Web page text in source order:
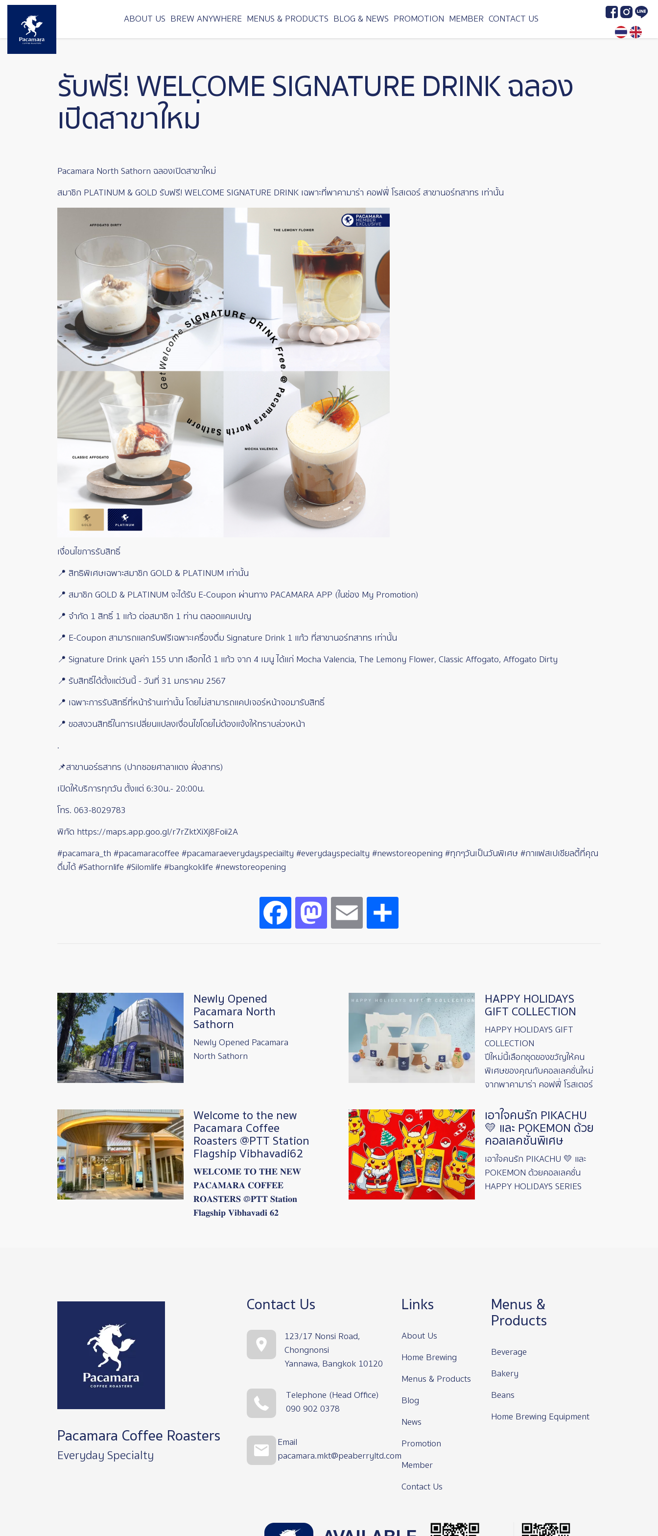
Skip to main content
ABOUT US BREW ANYWHERE MENUS & PRODUCTS BLOG & NEWS PROMOTION MEMBER CONTACT US
ImageImageImage
รับฟรี! WELCOME SIGNATURE DRINK ฉลอง
เปิดสาขาใหม่
Pacamara North Sathorn ฉลองเปิดสาขาใหม่
สมาชิก PLATINUM & GOLD รับฟรี! WELCOME SIGNATURE DRINK เฉพาะที่พาคามาร่า คอฟฟี่ โรสเตอร์ สาขานอร์ทสาทร เท่านั้น
เงื่อนไขการรับสิทธิ์
📍 สิทธิพิเศษเฉพาะสมาชิก GOLD & PLATINUM เท่านั้น
📍 สมาชิก GOLD & PLATINUM จะได้รับ E-Coupon ผ่านทาง PACAMARA APP (ในช่อง My Promotion)
📍 จำกัด 1 สิทธิ์ 1 แก้ว ต่อสมาชิก 1 ท่าน ตลอดแคมเปญ
📍 E-Coupon สามารถแลกรับฟรีเฉพาะเครื่องดื่ม Signature Drink 1 แก้ว ที่สาขานอร์ทสาทร เท่านั้น
📍 Signature Drink มูลค่า 155 บาท เลือกได้ 1 แก้ว จาก 4 เมนู ได้แก่ Mocha Valencia, The Lemony Flower, Classic Affogato, Affogato Dirty
📍 รับสิทธิ์ได้ตั้งแต่วันนี้ - วันที่ 31 มกราคม 2567
📍 เฉพาะการรับสิทธิ์ที่หน้าร้านเท่านั้น โดยไม่สามารถแคปเจอร์หน้าจอมารับสิทธิ์
📍 ขอสงวนสิทธิ์ในการเปลี่ยนแปลงเงื่อนไขโดยไม่ต้องแจ้งให้ทราบล่วงหน้า
.
📌สาขานอร์ธสาทร (ปากซอยศาลาแดง ฝั่งสาทร)
เปิดให้บริการทุกวัน ตั้งแต่ 6:30น.- 20:00น.
โทร. 063-8029783
พิกัด https://maps.app.goo.gl/r7rZktXiXj8Foii2A
#pacamara_th #pacamaracoffee #pacamaraeverydayspeciailty #everydayspecialty #newstoreopening #ทุกๆวันเป็นวันพิเศษ #กาแฟสเปเชียลตี้ที่คุณ
ดื่มได้ #Sathornlife #Silomlife #bangkoklife #newstoreopening
FacebookMastodon
Email
Image Newly Opened
Pacamara North
Sathorn
Newly Opened Pacamara
North Sathorn
Image HAPPY HOLIDAYS
GIFT COLLECTION
HAPPY HOLIDAYS GIFT
COLLECTION
ปีใหม่นี้เลือกชุดของขวัญให้คน
พิเศษของคุณกับคอลเลคชั่นใหม่
จากพาคามาร่า คอฟฟี่ โรสเตอร์
Image Welcome to the new
Pacamara Coffee
Roasters @PTT Station
Flagship Vibhavadi62
𝐖𝐄𝐋𝐂𝐎𝐌𝐄 𝐓𝐎 𝐓𝐇𝐄 𝐍𝐄𝐖
𝐏𝐀𝐂𝐀𝐌𝐀𝐑𝐀 𝐂𝐎𝐅𝐅𝐄𝐄
𝐑𝐎𝐀𝐒𝐓𝐄𝐑𝐒 @𝐏𝐓𝐓 𝐒𝐭𝐚𝐭𝐢𝐨𝐧
𝐅𝐥𝐚𝐠𝐬𝐡𝐢𝐩 𝐕𝐢𝐛𝐡𝐚𝐯𝐚𝐝𝐢 𝟔𝟐
Image เอาใจคนรัก PIKACHU
💛 และ POKEMON ด้วย
คอลเลคชั่นพิเศษ
เอาใจคนรัก PIKACHU 💛 และ
POKEMON ด้วยคอลเลคชั่น
HAPPY HOLIDAYS SERIES
Pacamara Coffee Roasters
Everyday Specialty
Contact Us
123/17 Nonsi Road,
Chongnonsi
Yannawa, Bangkok 10120
Telephone (Head Office)
090 902 0378
Email
pacamara.mkt@peaberryltd.com
Links
About Us
Home Brewing
Menus & Products
Blog
News
Promotion
Member
Contact Us
Menus &
Products
Beverage
Bakery
Beans
Home Brewing Equipment